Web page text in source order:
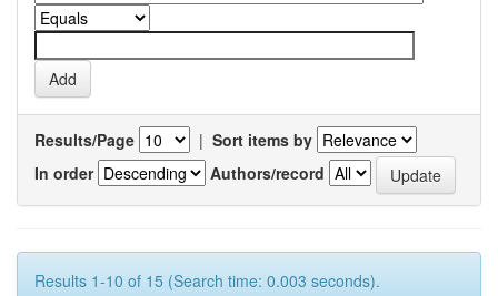
Results/Page | Sort items by
In order
Authors/record
Results 1-10 of 15 (Search time: 0.003 seconds).